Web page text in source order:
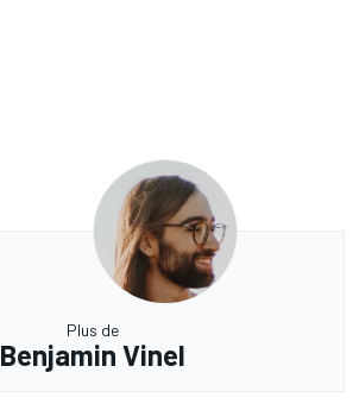
Plus de
Benjamin Vinel